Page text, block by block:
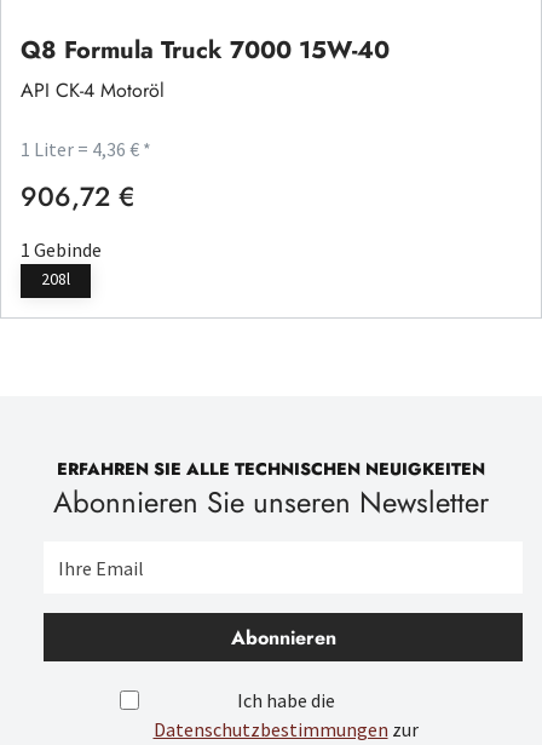
Q8 Formula Truck 7000 15W-40
API CK-4 Motoröl
1 Liter = 4,36 € *
Regulärer Preis:
906,72 €
1 Gebinde
208l
ERFAHREN SIE ALLE TECHNISCHEN NEUIGKEITEN
Abonnieren Sie unseren Newsletter
Abonnieren
Ich habe die
Datenschutzbestimmungen zur